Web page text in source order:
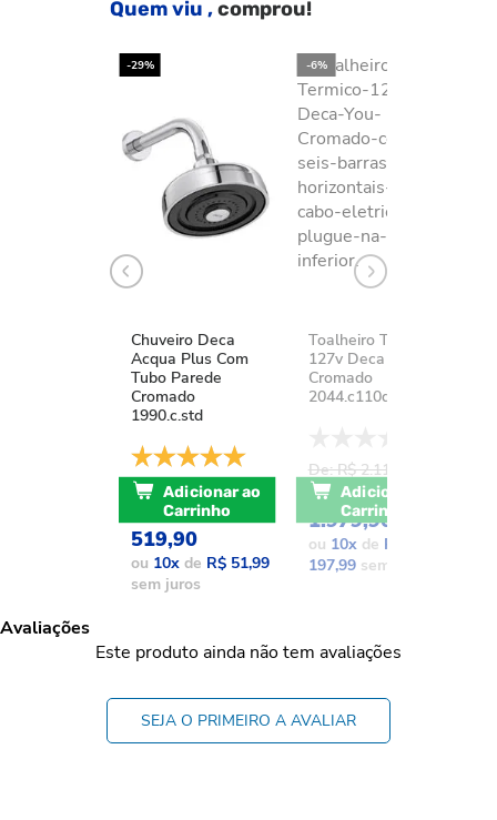
Quem viu ,comprou!
-29%
Chuveiro Deca
Acqua Plus Com
Tubo Parede
Cromado
1990.c.std
De: R$ 741,17
POR: R$
519,90
ou 10xde R$ 51,99
sem juros
Adicionar ao
Carrinho
-6%
Toalheiro Térmico
127v Deca You
Cromado
2044.c110d.aqc
De: R$ 2.111,37
POR: R$
1.979,90
ou 10xde R$
197,99sem juros
Adicionar ao
Carrinho
Avaliações
Este produto ainda não tem avaliações
SEJA O PRIMEIRO A AVALIAR